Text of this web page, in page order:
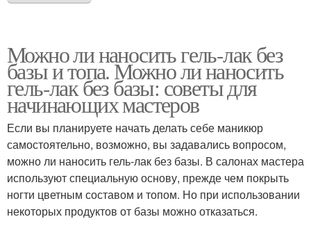
Можно ли наносить гель-лак без
базы и топа. Можно ли наносить
гель-лак без базы: советы для
начинающих мастеров
Если вы планируете начать делать себе маникюр
самостоятельно, возможно, вы задавались вопросом,
можно ли наносить гель-лак без базы. В салонах мастера
используют специальную основу, прежде чем покрыть
ногти цветным составом и топом. Но при использовании
некоторых продуктов от базы можно отказаться.